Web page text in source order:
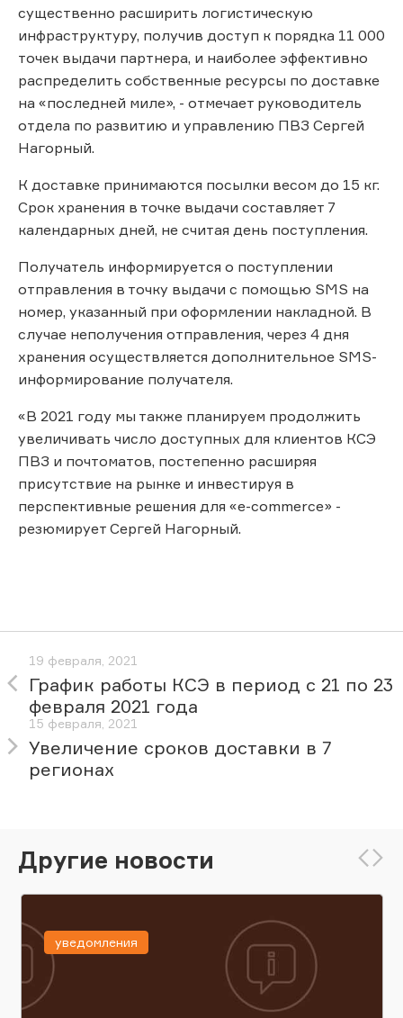
существенно расширить логистическую
инфраструктуру, получив доступ к порядка 11 000
точек выдачи партнера, и наиболее эффективно
распределить собственные ресурсы по доставке
на «последней миле», - отмечает руководитель
отдела по развитию и управлению ПВЗ Сергей
Нагорный.
К доставке принимаются посылки весом до 15 кг.
Срок хранения в точке выдачи составляет 7
календарных дней, не считая день поступления.
Получатель информируется о поступлении
отправления в точку выдачи с помощью SMS на
номер, указанный при оформлении накладной. В
случае неполучения отправления, через 4 дня
хранения осуществляется дополнительное SMS-
информирование получателя.
«В 2021 году мы также планируем продолжить
увеличивать число доступных для клиентов КСЭ
ПВЗ и почтоматов, постепенно расширяя
присутствие на рынке и инвестируя в
перспективные решения для «e-commerce» -
резюмирует Сергей Нагорный.
19 февраля, 2021
График работы КСЭ в период с 21 по 23
февраля 2021 года
15 февраля, 2021
Увеличение сроков доставки в 7
регионах
Другие новости
уведомления